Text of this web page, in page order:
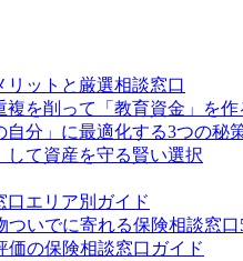
リットと厳選相談窓口
複を削って「教育資金」を
自分」に最適化する3つの秘
して資産を守る賢い選択
口エリア別ガイド
ついでに寄れる保険相談窓口
価の保険相談窓口ガイド